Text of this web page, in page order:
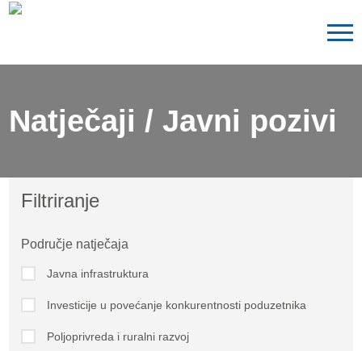
Natječaji / Javni pozivi
Filtriranje
Područje natječaja
Javna infrastruktura
Investicije u povećanje konkurentnosti poduzetnika
Poljoprivreda i ruralni razvoj